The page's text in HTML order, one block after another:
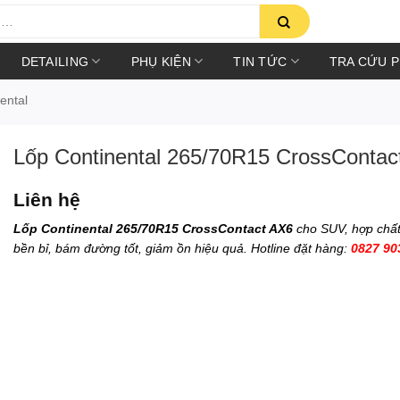
DETAILING PHỤ KIỆN TIN TỨC TRA CỨU
Lốp Continental 265/70R15
Liên hệ
Lốp Continental 265/70R15 CrossContact AX6 cho SUV, hợp
bền bỉ, bám đường tốt, giảm ồn hiệu quả. Hotline đặt hàng: 0827